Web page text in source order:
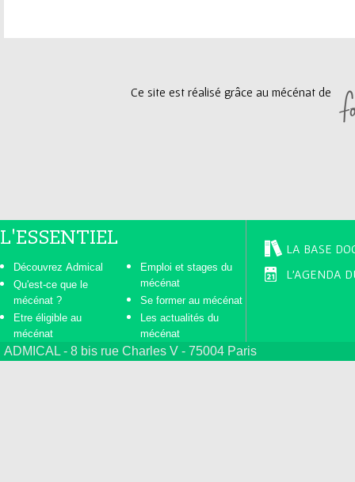
Ce site est réalisé grâce au mécénat de
L'ESSENTIEL
Découvrez Admical
Qu'est-ce que le
mécénat ?
Etre éligible au
mécénat
Emploi et stages du
mécénat
Se former au mécénat
Les actualités du
mécénat
LA BASE
L'AGENDA
ADMICAL - 8 bis rue Charles V - 75004 Paris